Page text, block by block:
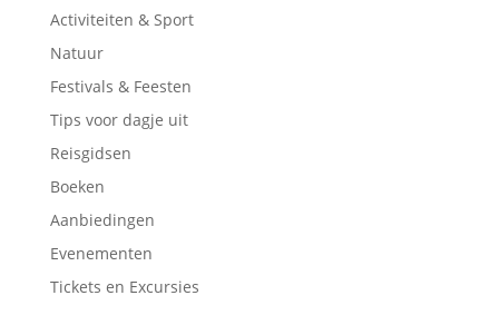
Activiteiten & Sport
Natuur
Festivals & Feesten
Tips voor dagje uit
Reisgidsen
Boeken
Aanbiedingen
Evenementen
Tickets en Excursies